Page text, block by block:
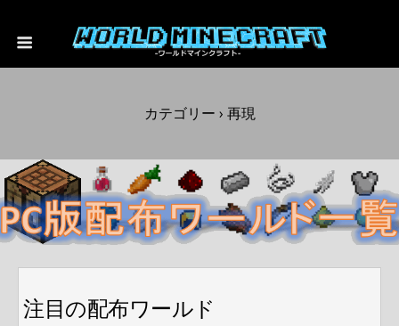
カテゴリー › 再現
注目の配布ワールド